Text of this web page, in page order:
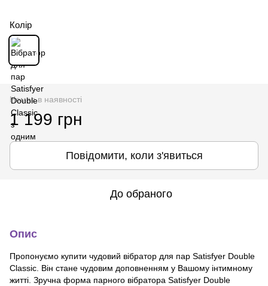
Колір
Немає в наявності
1 199 грн
Повідомити, коли з'явиться
До обраного
Опис
Пропонуємо купити чудовий вібратор для пар Satisfyer Double
Classic. Він стане чудовим доповненням у Вашому інтимному
житті. Зручна форма парного вібратора Satisfyer Double